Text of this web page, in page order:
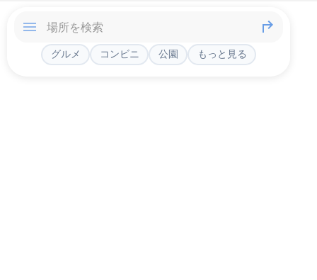
グルメ コンビニ 公園 もっと見る